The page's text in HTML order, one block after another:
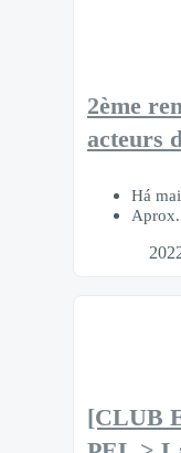
2ème
acteurs
Há
[CLUB